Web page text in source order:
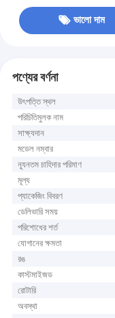
ভালো দাম
পণ্যের বর্ণনা
উৎপত্তি স্থল
পরিচিতিমুলক নাম
সাক্ষ্যদান
মডেল নম্বার
ন্যূনতম চাহিদার পরিমাণ
মূল্য
প্যাকেজিং বিবরণ
ডেলিভারি সময়
পরিশোধের শর্ত
যোগানের ক্ষমতা
রঙ
কাস্টমাইজড
রোটারি
অবস্থা